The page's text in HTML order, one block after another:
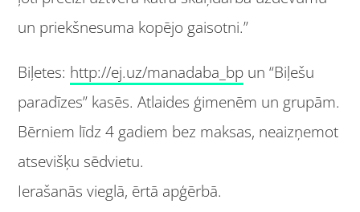
un priekšnesuma kopējo gaisotni.”
Biļetes: http://ej.uz/manadaba_bp un “Biļešu
paradīzes” kasēs. Atlaides ģimenēm un grupām.
Bērniem līdz 4 gadiem bez maksas, neaizņemot
atsevišķu sēdvietu.
Ierašanās vieglā, ērtā apģērbā.